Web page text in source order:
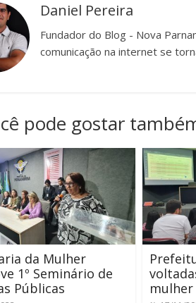
Daniel Pereira
Fundador do Blog - Nova
comunicação na internet se
pode gostar
da Mulher
1º Seminário de
Públicas
mulher